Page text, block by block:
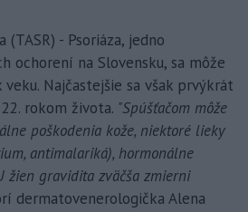
(TASR) - Psoriáza, jedno
ochorení na Slovensku, sa môže
Najčastejšie sa však prvýkrát
rokom života. "Spúšťačom môže
poškodenia kože, niektoré lieky
antimalariká), hormonálne
žien gravidita zväčša zmierni
dermatovenerologička Alena